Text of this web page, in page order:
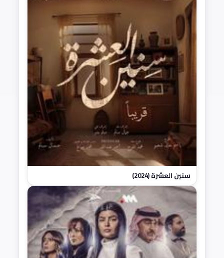
سنين العشرة (2024)